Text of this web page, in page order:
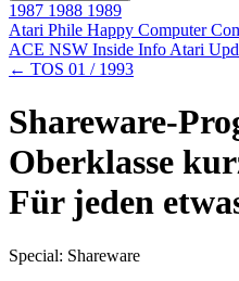
1987 1988 1989
Atari Phile Happy Computer
ACE NSW Inside Info Atari
← TOS 01 / 1993
Shareware-
Oberklasse
Für jeden
Special: Shareware